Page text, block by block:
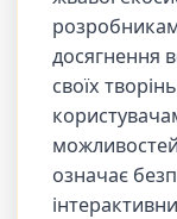
досягнення
своїх
означає